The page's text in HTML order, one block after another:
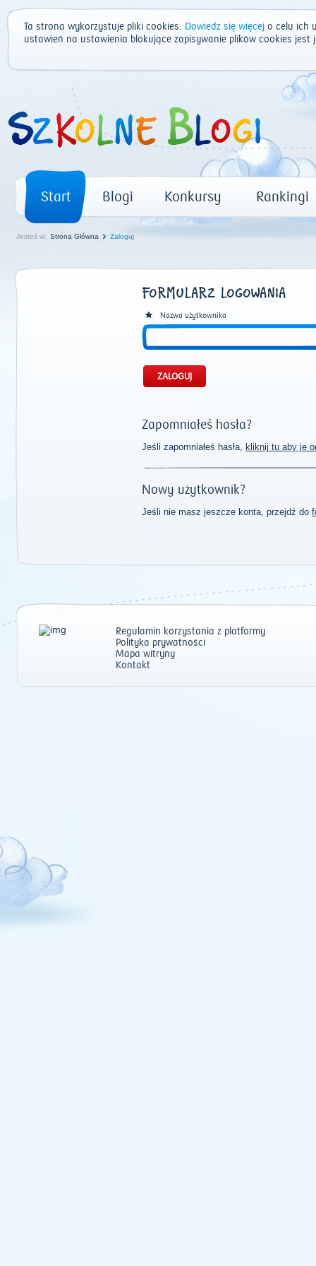
Ta strona wykorzystuje pliki cookies. Dowiedz się więcej o celu ich
ustawień na ustawienia blokujące zapisywanie plików cookies
Start Blogi Konkursy Rankingi
Jesteś w: Strona Główna Zaloguj
FORMULARZ LOGOWANIA
Nazwa użytkownika
Zapomniałeś hasła?
Jeśli zapomniałeś hasła, kliknij tu aby je
Nowy użytkownik?
Jeśli nie masz jeszcze konta, przejdź do
Regulamin korzystania z platformy
Polityka prywatności
Mapa witryny
Kontakt